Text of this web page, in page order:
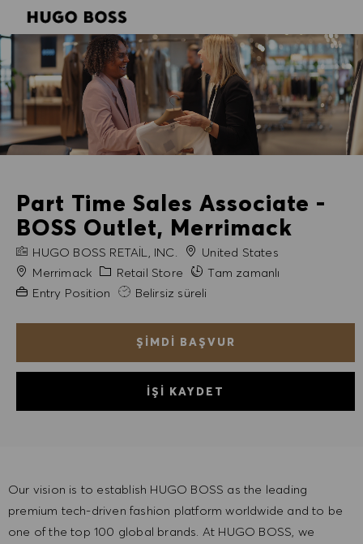
Part Time Sales Associate -
BOSS Outlet, Merrimack
FIRMA ADI
HUGO BOSS RETAIL, INC.
United States
ŞehirMerrimack Kategori
Retail Store
Tam zamanlı
Gerekli Deneyim
Entry Position Belirsiz süreli
ŞIMDI BAŞVUR
İŞI KAYDET
Our vision is to establish HUGO BOSS as the leading
premium tech-driven fashion platform worldwide and to be
one of the top 100 global brands. At HUGO BOSS, we